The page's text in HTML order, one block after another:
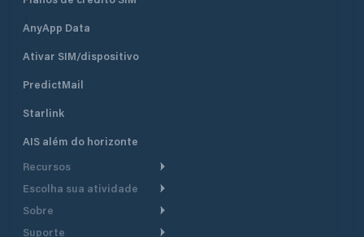
AnyApp Data
Ativar SIM/dispositivo
PredictMail
Starlink
AIS além do horizonte
Recursos
Roteamento meteorológico
Escolha sua atividade
Cruzeiro
Sobre
Suporte